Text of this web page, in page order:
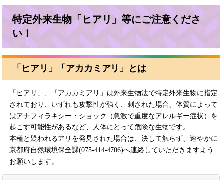
特定外来生物「ヒアリ」等にご注意くださ
い！
「ヒアリ」「アカカミアリ」とは
「ヒアリ」、「アカカミアリ」は外来生物法で特定外来生物に指定
されており、いずれも攻撃性が強く、刺された場合、体質によって
はアナフィラキシー・ショック（急激で重度なアレルギー症状）を
起こす可能性があるなど、人体にとって危険な生物です。
本種と疑われるアリを発見された場合は、決して触らず、速やかに
京都府自然環境保全課(075-414-4706)へ連絡していただきますよう
お願いします。